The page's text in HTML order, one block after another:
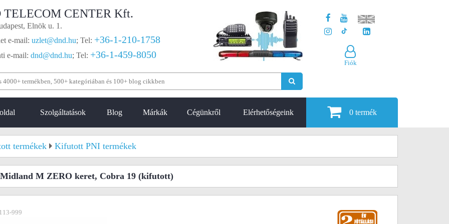
TELECOM CENTER Kft.
Elnök u. 1.
e-mail: uzlet@dnd.hu; Tel: +36-1-210-1758
e-mail: dnd@dnd.hu; Tel: +36-1-459-8050
Fiók
Szolgáltatások Blog Márkák Cégünkről Elérhetőségeink 0 termék
termékek Kifutott PNI termékek
M ZERO keret, Cobra 19 (kifutott)
999